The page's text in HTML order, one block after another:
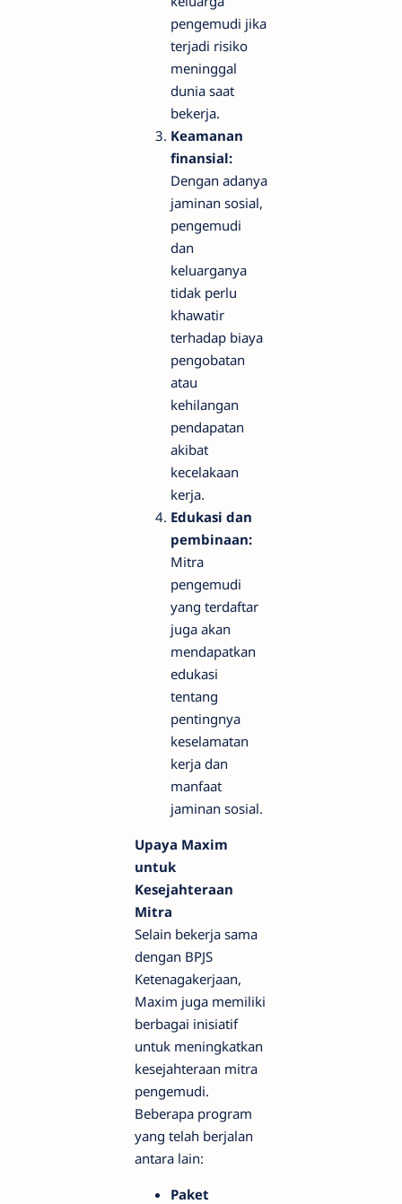
pengemudi jika
terjadi risiko
meninggal
dunia saat
bekerja.
Keamanan
finansial:
Dengan adanya
jaminan sosial,
pengemudi
dan
keluarganya
tidak perlu
khawatir
terhadap biaya
pengobatan
atau
kehilangan
pendapatan
akibat
kecelakaan
kerja.
Edukasi dan
pembinaan:
Mitra
pengemudi
yang terdaftar
juga akan
mendapatkan
edukasi
tentang
pentingnya
keselamatan
kerja dan
manfaat
jaminan sosial.
Upaya Maxim
untuk
Kesejahteraan
Mitra
Selain bekerja sama
dengan BPJS
Ketenagakerjaan,
Maxim juga memiliki
berbagai inisiatif
untuk meningkatkan
kesejahteraan mitra
pengemudi.
Beberapa program
yang telah berjalan
antara lain:
Paket